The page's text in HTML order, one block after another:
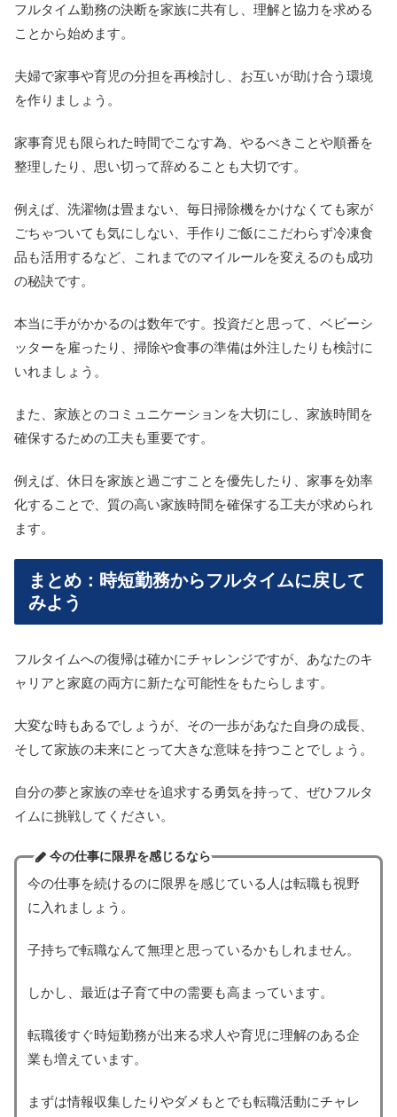
フルタイム勤務の決断を家族に共有し、理解と協力を求める
ことから始めます。
夫婦で家事や育児の分担を再検討し、お互いが助け合う環境
を作りましょう。
家事育児も限られた時間でこなす為、やるべきことや順番を
整理したり、思い切って辞めることも大切です。
例えば、洗濯物は畳まない、毎日掃除機をかけなくても家が
ごちゃついても気にしない、手作りご飯にこだわらず冷凍食
品も活用するなど、これまでのマイルールを変えるのも成功
の秘訣です。
本当に手がかかるのは数年です。投資だと思って、ベビーシ
ッターを雇ったり、掃除や食事の準備は外注したりも検討に
いれましょう。
また、家族とのコミュニケーションを大切にし、家族時間を
確保するための工夫も重要です。
例えば、休日を家族と過ごすことを優先したり、家事を効率
化することで、質の高い家族時間を確保する工夫が求められ
ます。
まとめ：時短勤務からフルタイムに戻して
みよう
フルタイムへの復帰は確かにチャレンジですが、あなたのキ
ャリアと家庭の両方に新たな可能性をもたらします。
大変な時もあるでしょうが、その一歩があなた自身の成長、
そして家族の未来にとって大きな意味を持つことでしょう。
自分の夢と家族の幸せを追求する勇気を持って、ぜひフルタ
イムに挑戦してください。
今の仕事に限界を感じるなら
今の仕事を続けるのに限界を感じている人は転職も視野
に入れましょう。
子持ちで転職なんて無理と思っているかもしれません。
しかし、最近は子育て中の需要も高まっています。
転職後すぐ時短勤務が出来る求人や育児に理解のある企
業も増えています。
まずは情報収集したりやダメもとでも転職活動にチャレ